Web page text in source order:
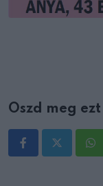
Oszd meg